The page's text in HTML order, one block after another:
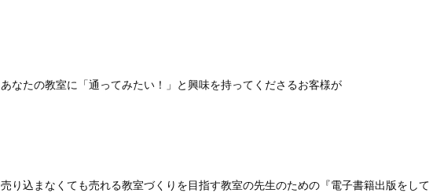
なたの教室に「通ってみたい！」と興味を持ってくださるお客様が
り込まなくても売れる教室づくりを目指す教室の先生のための『電子書籍出版をして